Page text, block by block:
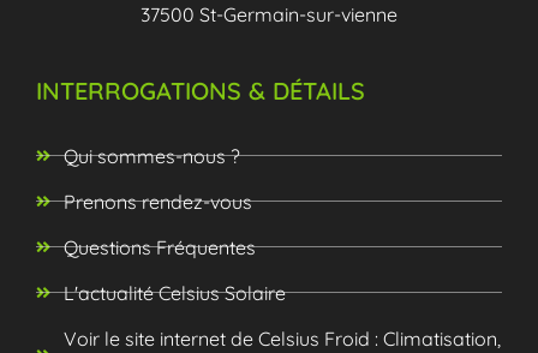
37500 St-Germain-sur-vienne
INTERROGATIONS & DÉTAILS
Qui sommes-nous ?
Prenons rendez-vous
Questions Fréquentes
L'actualité Celsius Solaire
Voir le site internet de Celsius Froid : Climatisation,